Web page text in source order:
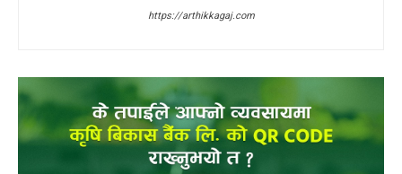
https://arthikkagaj.com